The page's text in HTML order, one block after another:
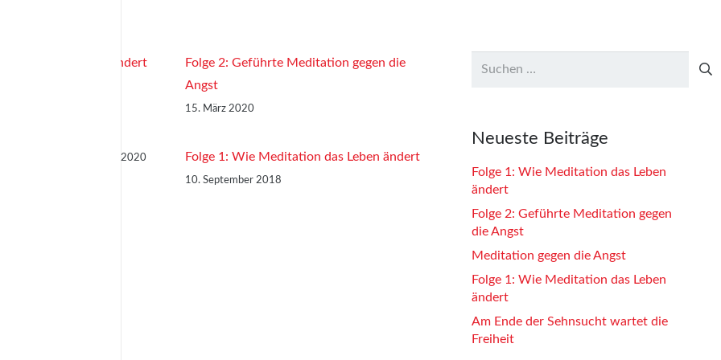
das Leben ändert
Folge 2: Geführte Meditation gegen die
Angst
15. März 2020
15. März 2020 Folge 1: Wie Meditation das Leben ändert
10. September 2018
Suchen
Neueste Beiträge
Folge 1: Wie Meditation das Leben
ändert
Folge 2: Geführte Meditation gegen
die Angst
Meditation gegen die Angst
Folge 1: Wie Meditation das Leben
ändert
Am Ende der Sehnsucht wartet die
Freiheit